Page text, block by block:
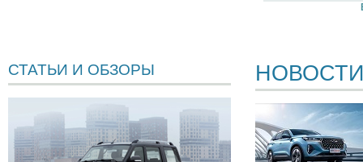
СТАТЬИ И ОБЗОРЫ НОВОСТИ